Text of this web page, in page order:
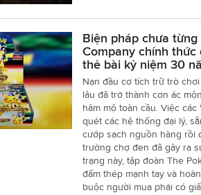
Biện pháp chưa
Company chính thức
thẻ bài kỷ niệm 30
Nạn đầu cơ tích trữ trò
lâu đã trở thành cơn ác
hâm mộ toàn cầu. Việc
quét các hệ thống đại lý,
cướp sạch nguồn hàng rồi
trường chợ đen đã gây ra
trạng này, tập đoàn The
đấm thép mạnh tay và
buộc người mua phải có